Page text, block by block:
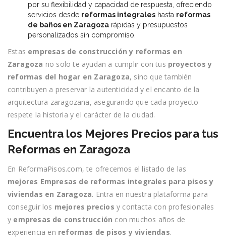
por su flexibilidad y capacidad de respuesta, ofreciendo
servicios desde reformas integrales hasta reformas
de baños en Zaragoza rápidas y presupuestos
personalizados sin compromiso.
Estas empresas de construcción y reformas en
Zaragoza no solo te ayudan a cumplir con tus proyectos y
reformas del hogar en Zaragoza, sino que también
contribuyen a preservar la autenticidad y el encanto de la
arquitectura zaragozana, asegurando que cada proyecto
respete la historia y el carácter de la ciudad.
Encuentra los Mejores Precios para tus
Reformas en Zaragoza
En ReformaPisos.com, te ofrecemos el listado de las
mejores Empresas de reformas integrales para pisos y
viviendas en Zaragoza. Entra en nuestra plataforma para
conseguir los mejores precios y contacta con profesionales
y empresas de construcción con muchos años de
experiencia en reformas de pisos y viviendas.